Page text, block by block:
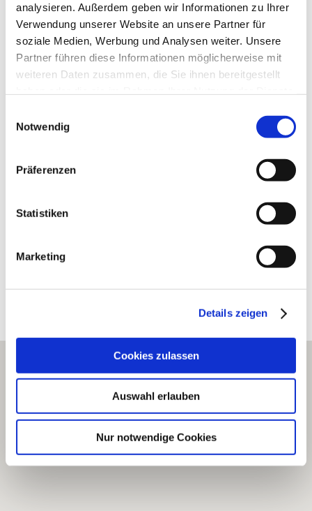
analysieren. Außerdem geben wir Informationen zu Ihrer
Verwendung unserer Website an unsere Partner für
soziale Medien, Werbung und Analysen weiter. Unsere
Partner führen diese Informationen möglicherweise mit
weiteren Daten zusammen, die Sie ihnen bereitgestellt
Notwendig
Präferenzen
Statistiken
Marketing
Details zeigen
Cookies zulassen
Auswahl erlauben
Nur notwendige Cookies